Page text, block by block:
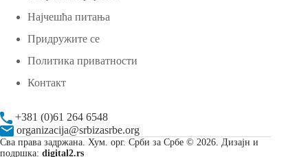
Најчешћа питања
Придружите се
Политика приватности
Контакт
+381 (0)61 264 6548
organizacija@srbizasrbe.org
Сва права задржана. Хум. орг. Срби за Србе © 2026. Дизајн и
подршка: digital2.rs